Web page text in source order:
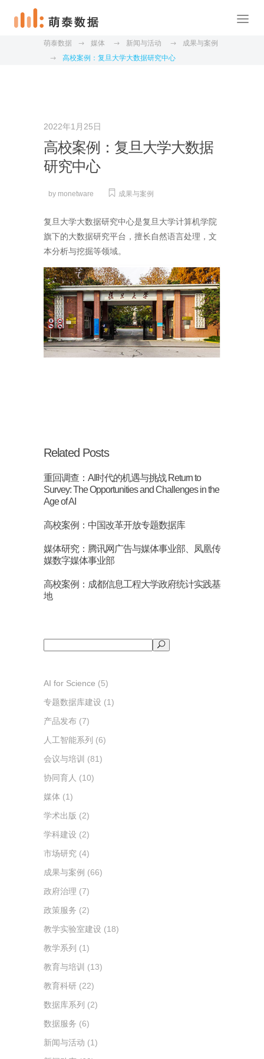
萌泰数据 媒体 新闻与活动
成果与案例
高校案例：复旦大学大数据研究中心
2022年1月25日
高校案例：复旦大学大数据
研究中心
by monetware 成果与案例
复旦大学大数据研究中心是复旦大学计算机学院
旗下的大数据研究平台，擅长自然语言处理，文
本分析与挖掘等领域。
Related Posts
重回调查：AI时代的机遇与挑战 Return to
Survey: The Opportunities and Challenges in the
Age of AI
高校案例：中国改革开放专题数据库
媒体研究：腾讯网广告与媒体事业部、凤凰传
媒数字媒体事业部
高校案例：成都信息工程大学政府统计实践基
地
AI for Science (5)
专题数据库建设 (1)
产品发布 (7)
人工智能系列 (6)
会议与培训 (81)
协同育人 (10)
媒体 (1)
学术出版 (2)
学科建设 (2)
市场研究 (4)
成果与案例 (66)
政府治理 (7)
政策服务 (2)
教学实验室建设 (18)
教学系列 (1)
教育与培训 (13)
教育科研 (22)
数据库系列 (2)
数据服务 (6)
新闻与活动 (1)